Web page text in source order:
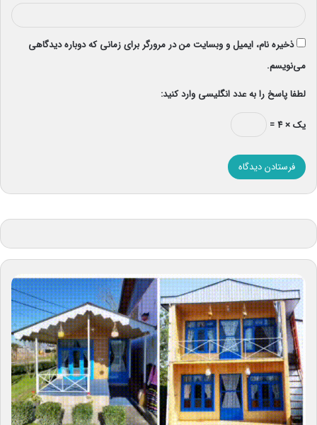
ذخیره نام، ایمیل و وبسایت من در مرورگر برای زمانی که دوباره دیدگاهی
می‌نویسم.
لطفا پاسخ را به عدد انگلیسی وارد کنید:
یک × ۴ =